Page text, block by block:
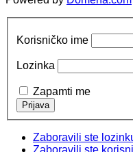
Korisničko ime
Lozinka
Zapamti me
Zaboravili ste
Zaboravili ste